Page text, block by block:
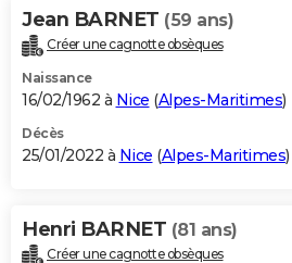
Jean BARNET (59 ans)
Créer une cagnotte obsèques
Naissance
16/02/1962 à Nice (Alpes-Maritimes)
Décès
25/01/2022 à Nice (Alpes-Maritimes)
Henri BARNET (81 ans)
Créer une cagnotte obsèques